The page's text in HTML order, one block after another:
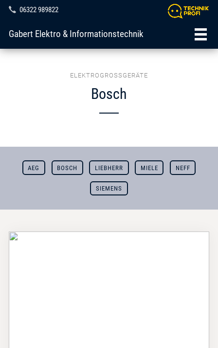
06322 989822
Gabert Elektro & Informationstechnik
ELEKTROGROSSGERÄTE
Bosch
AEG BOSCH LIEBHERR MIELE NEFF
SIEMENS